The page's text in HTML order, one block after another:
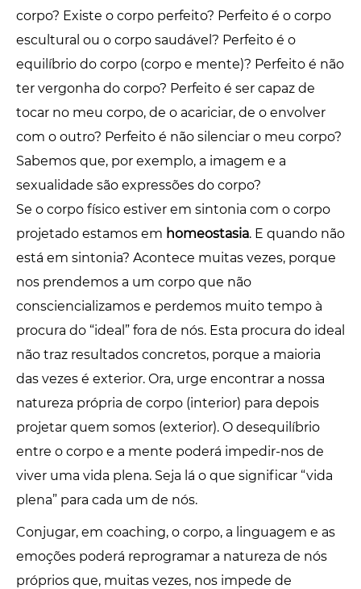
corpo? Existe o corpo perfeito? Perfeito é o corpo
escultural ou o corpo saudável? Perfeito é o
equilíbrio do corpo (corpo e mente)? Perfeito é não
ter vergonha do corpo? Perfeito é ser capaz de
tocar no meu corpo, de o acariciar, de o envolver
com o outro? Perfeito é não silenciar o meu corpo?
Sabemos que, por exemplo, a imagem e a
sexualidade são expressões do corpo?
Se o corpo físico estiver em sintonia com o corpo
projetado estamos em homeostasia. E quando não
está em sintonia? Acontece muitas vezes, porque
nos prendemos a um corpo que não
consciencializamos e perdemos muito tempo à
procura do “ideal” fora de nós. Esta procura do ideal
não traz resultados concretos, porque a maioria
das vezes é exterior. Ora, urge encontrar a nossa
natureza própria de corpo (interior) para depois
projetar quem somos (exterior). O desequilíbrio
entre o corpo e a mente poderá impedir-nos de
viver uma vida plena. Seja lá o que significar “vida
plena” para cada um de nós.
Conjugar, em coaching, o corpo, a linguagem e as
emoções poderá reprogramar a natureza de nós
próprios que, muitas vezes, nos impede de